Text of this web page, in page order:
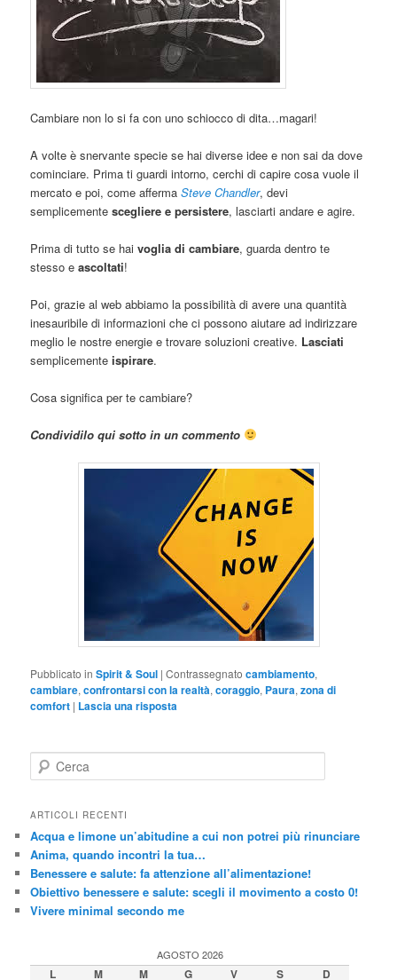
Cambiare non lo si fa con uno schiocco di dita…magari!
A volte è snervante specie se hai diverse idee e non sai da dove
cominciare. Prima ti guardi intorno, cerchi di capire cosa vuole il
mercato e poi, come affermaSteve Chandler, devi
semplicementescegliere e persistere, lasciarti andare e agire.
Prima di tutto se haivoglia di cambiare, guarda dentro te
stesso eascoltati!
Poi, grazie al web abbiamo la possibilità di avere una quantità
inesauribile di informazioni che ci possono aiutare ad indirizzare
meglio le nostre energie e trovare soluzioni creative. Lasciati
semplicementeispirare.
Cosa significa per te cambiare?
Condividilo qui sotto in un commento
Pubblicato in Spirit & Soul |Contrassegnato cambiamento,
cambiare,confrontarsi con la realtà,coraggio, Paura,zona di
comfort | Lascia una risposta
e
c
ARTICOLI RECENTI
Acqua e limone un’abitudine a cui non potrei più rinunciare
Anima, quando incontri la tua…
Benessere e salute: fa attenzione all’alimentazione!
Obiettivo benessere e salute: scegli il movimento a costo 0!
Vivere minimal secondo me
AGOSTO 2026
L M M G V S D